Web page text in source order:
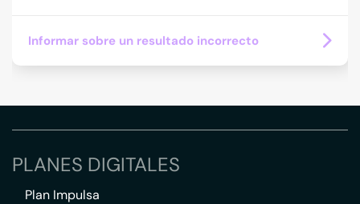
Informar sobre un resultado incorrecto
PLANES DIGITALES
Plan Impulsa